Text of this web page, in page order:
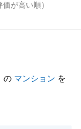
が高い順）
の マンション を